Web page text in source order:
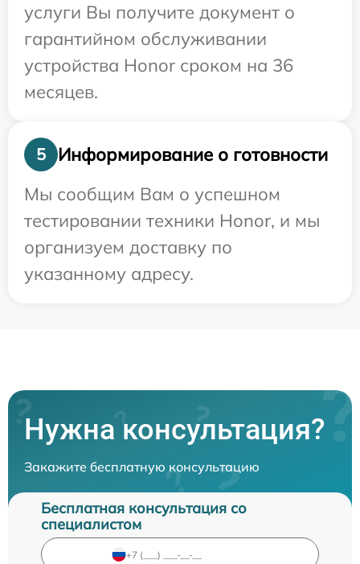
услуги Вы получите документ о
гарантийном обслуживании
устройства Honor сроком на 36
месяцев.
5
Информирование о готовности
Мы сообщим Вам о успешном
тестировании техники Honor, и мы
организуем доставку по
указанному адресу.
Нужна консультация?
Закажите бесплатную консультацию
Бесплатная консультация со
специалистом